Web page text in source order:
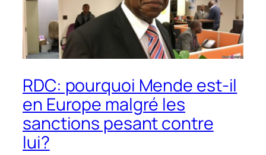
RDC: pourquoi Mende est-il
en Europe malgré les
sanctions pesant contre
lui?